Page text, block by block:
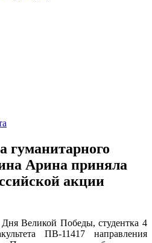
гуманитарного
Арина приняла
акции
Великой Победы, студентка 4
ПВ-11417 направления